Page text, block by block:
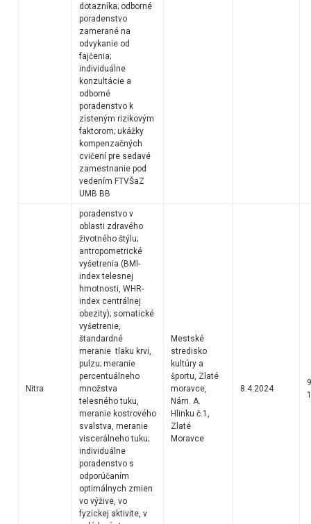
dotazníka; odborné
poradenstvo
zamerané na
odvykanie od
fajčenia;
individuálne
konzultácie a
odborné
poradenstvo k
zisteným rizikovým
faktorom; ukážky
kompenzačných
cvičení pre sedavé
zamestnanie pod
vedením FTVŠaZ
UMB BB
Nitra
poradenstvo v
oblasti zdravého
životného štýlu;
antropometrické
vyšetrenia (BMI-
index telesnej
hmotnosti, WHR-
index centrálnej
obezity); somatické
vyšetrenie,
štandardné
meranie tlaku krvi,
pulzu; meranie
percentuálneho
množstva
telesného tuku,
meranie kostrového
svalstva, meranie
viscerálneho tuku;
individuálne
poradenstvo s
odporúčaním
optimálnych zmien
vo výžive, vo
fyzickej aktivite, v
Mestské
stredisko
kultúry a
športu, Zlaté
moravce,
Nám. A.
Hlinku č.1,
Zlaté
Moravce
8.4.2024